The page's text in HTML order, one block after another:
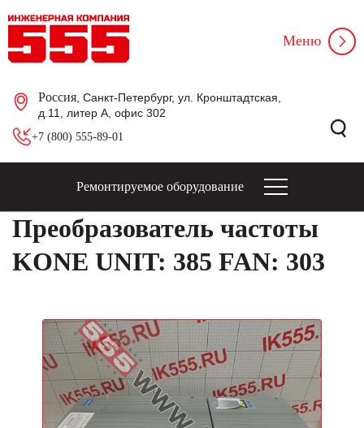
Россия , Санкт-Петербург, ул. Кронштадтская,
д.11, литер А, офис 302
+7 (800) 555-89-01
Меню
Ремонтируемое оборудование
Преобразователь частоты
KONE UNIT: 385 FAN: 303